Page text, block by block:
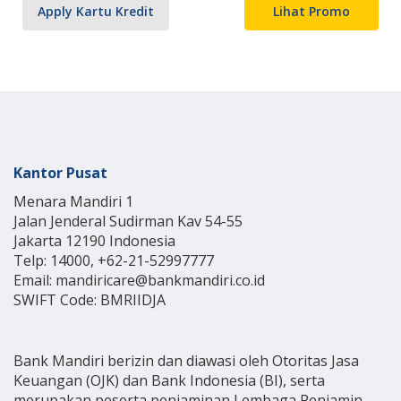
Apply Kartu Kredit Lihat Promo
Kantor Pusat
Menara Mandiri 1
Jalan Jenderal Sudirman Kav 54-55
Jakarta 12190 Indonesia
Telp: 14000, +62-21-52997777
Email: mandiricare@bankmandiri.co.id
SWIFT Code: BMRIIDJA
Bank Mandiri berizin dan diawasi oleh Otoritas Jasa
Keuangan (OJK) dan Bank Indonesia (BI), serta